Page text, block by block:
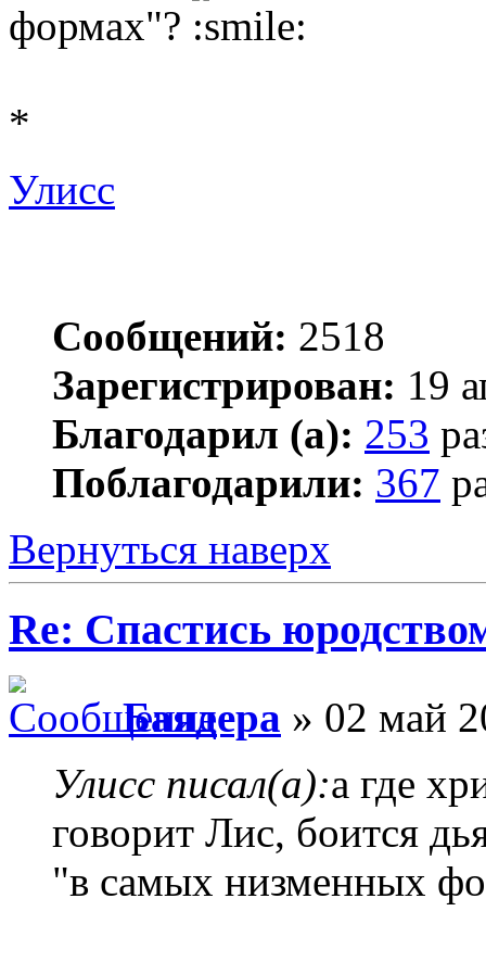
формах"?
*
Улисс
Сообщений: 2518
Зарегистрирован: 19
Благодарил (а): 253
Поблагодарили: 367
Вернуться наверх
Re: Спастись
Баядера » 02 май
Улисс писал(а):а где
говорит Лис, боится
"в самых низменных